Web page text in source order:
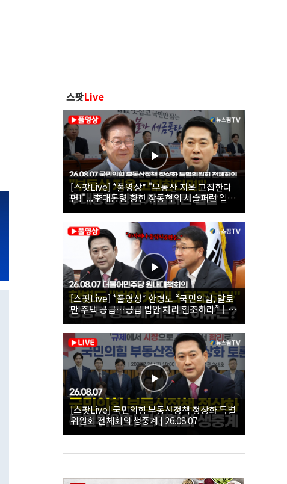
스팟Live
[스팟Live] *풀영상* "부동산 지옥 고집한다
면!"...李대통령 향한 장동혁의 서슬퍼런 일갈
| 26.08.07 국민의힘 부동산정책 정상화 특별
위원회 전체회의
[스팟Live] *풀영상* 한병도 “국민의힘, 말로
만 주택 공급…공급 법안 처리 협조하라”｜
26.08.07 더불어민주당 원내대책회의
[스팟Live] 국민의힘 부동산정책 정상화 특별
위원회 전체회의 생중계 | 26.08.07